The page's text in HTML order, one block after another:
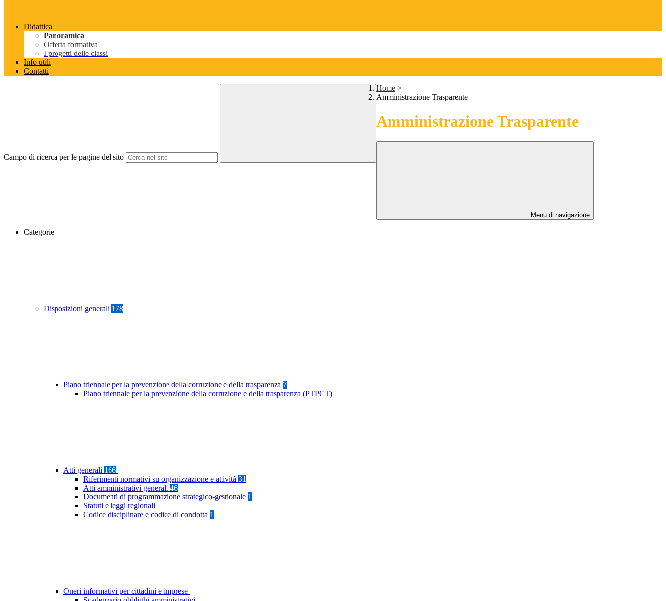
Didattica
Panoramica
Offerta formativa
I progetti delle classi
Info utili
Contatti
Campo di ricerca per le pagine del sito
Home >
Amministrazione Trasparente
Amministrazione Trasparente
Menu di navigazione
Categorie
Disposizioni generali 178
Piano triennale per la prevenzione della corruzione e della trasparenza 7
Piano triennale per la prevenzione della corruzione e della trasparenza (PTPCT)
Atti generali 166
Riferimenti normativi su organizzazione e attività 31
Atti amministrativi generali 46
Documenti di programmazione strategico-gestionale 1
Statuti e leggi regionali
Codice disciplinare e codice di condotta 1
Oneri informativi per cittadini e imprese